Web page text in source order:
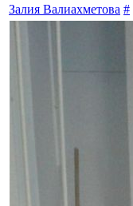
Залия Валиахметова #